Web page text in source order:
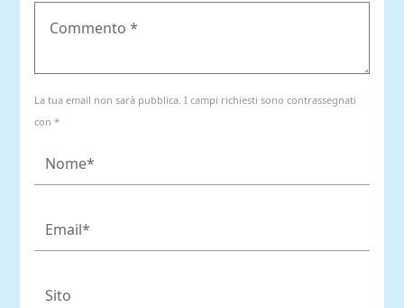
La tua email non sarà pubblica. I campi richiesti sono contrassegnati
con *